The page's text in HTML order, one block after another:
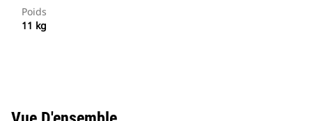
Poids
11 kg